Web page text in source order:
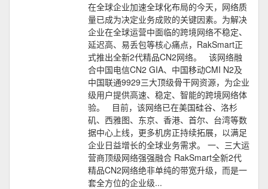
在全球企业加速全球化布局的今天，网络质
量已成为决定业务成败的关键因素。为解决
企业在全球运营中面临的跨境网络不稳定、
延迟高、易丢包等核心痛点，RakSmart正
式推出全新2代精品CN2网络。 该网络融
合中国电信CN2 GIA、中国移动CMI N2及
中国联通9929三大顶级骨干网资源，为企业
级用户提供高速、稳定、智能的跨境网络体
验。 目前，该网络已在美国硅谷、洛杉
矶、西雅图、东京、香港、首尔、台湾等数
据中心上线，更多机房正持续拓展，以满足
企业日益增长的全球业务需求。 一、三大运
营商顶级网络强强融合 RakSmart全新2代
精品CN2网络绝非单纯的带宽升级，而是一
套全方位的企业级...